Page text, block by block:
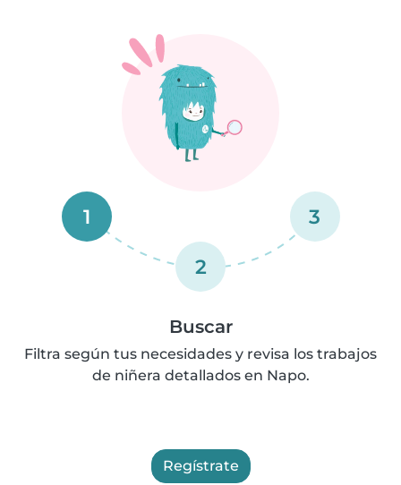
1
2
3
Buscar
Filtra según tus necesidades y revisa los trabajos
de niñera detallados en Napo.
Regístrate